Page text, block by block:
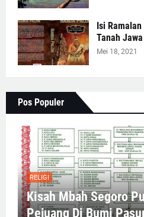
Isi
Tanah Jawa
Mei 18, 2021
Pos Populer
RELIGI
Kisah Mbah Segoro
Pejuang Di Bumi